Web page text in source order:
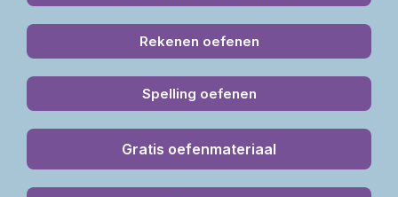
Rekenen oefenen
Spelling oefenen
Gratis oefenmateriaal